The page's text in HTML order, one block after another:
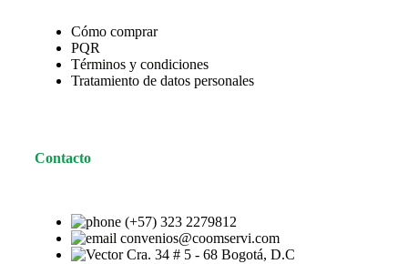
Cómo comprar
PQR
Términos y condiciones
Tratamiento de datos personales
Contacto
(+57) 323 2279812
convenios@coomservi.com
Cra. 34 # 5 - 68 Bogotá, D.C